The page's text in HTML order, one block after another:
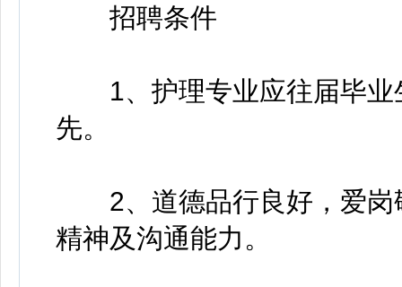
招聘条件
1、护理专业应往届毕业
先。
2、道德品行良好，爱岗
精神及沟通能力。